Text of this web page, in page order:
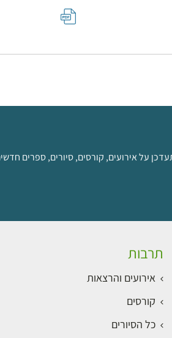
על אירועים, קורסים, סיורים, ספרים
תרבות
אירועים והרצאות
קורסים
כל הסיורים